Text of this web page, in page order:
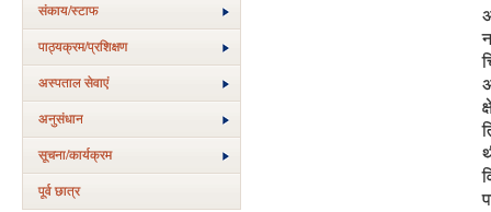
संकाय/स्‍टाफ
पाठ्यक्रम/प्रशिक्षण
अस्‍पताल सेवाएं
अनुसंधान
सूचना/कार्यक्रम
पूर्व छात्र